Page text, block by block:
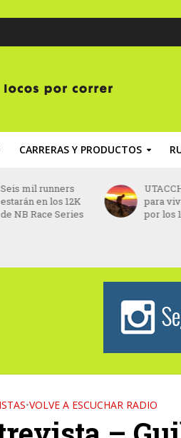
CARRERAS Y PRODUCTOS
Seis mil runners
estarán en los 12K
de NB Race Series
para
por los
•VOLVE A ESCUCHAR RADIO